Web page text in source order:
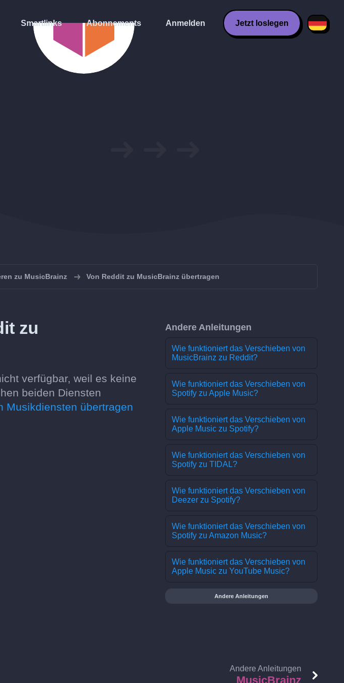
Smartlinks Abonnements Anmelden Jetzt loslegen
zu MusicBrainz Von Reddit zu MusicBrainz übertragen
zu
verfügbar, weil es keine
beiden Diensten
Musikdiensten übertragen
Andere Anleitungen
Wie funktioniert das Verschieben von
MusicBrainz zu Reddit?
Wie funktioniert das Verschieben von
Spotify zu Apple Music?
Wie funktioniert das Verschieben von
Apple Music zu Spotify?
Wie funktioniert das Verschieben von
Spotify zu TIDAL?
Wie funktioniert das Verschieben von
Deezer zu Spotify?
Wie funktioniert das Verschieben von
Spotify zu Amazon Music?
Wie funktioniert das Verschieben von
Apple Music zu YouTube Music?
Andere Anleitungen
Andere Anleitungen
MusicBrainz